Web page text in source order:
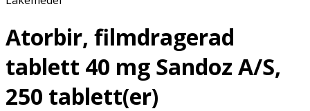
Atorbir, filmdragerad
tablett 40 mg Sandoz A/S,
250 tablett(er)